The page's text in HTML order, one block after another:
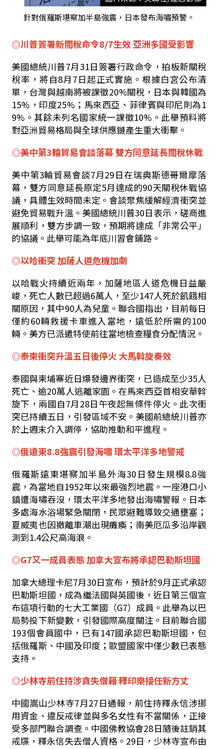
針對俄羅斯堪察加半島強震，日本發布海嘯預警。
◎川普簽署新關稅命令8/7生效 亞洲多國受影響
美國總統川普7月31日簽署行政命令，拍板新關稅
稅率，將自8月7日起正式實施。根據白宮公布清
單，台灣與越南將被課徵20%關稅，日本與韓國為
15%，印度25%；馬來西亞、菲律賓與印尼則為1
9%。其餘未列名國家統一課徵10%。此舉預料將
對亞洲貿易格局與全球供應鏈產生重大衝擊。
◎美中第3輪貿易會談落幕 雙方同意延長關稅休戰
美中第3輪貿易會談7月29日在瑞典斯德哥爾摩落
幕，雙方同意延長原定5月達成的90天關稅休戰協
議，具體生效時間未定。會談聚焦緩解經濟衝突並
避免貿易戰升溫。美國總統川普30日表示，磋商進
展順利，雙方步調一致，預期將達成「非常公平」
的協議。此舉可能為年底川習會鋪路。
◎以哈衝突 加薩人道危機加劇
以哈戰火持續近兩年，加薩地區人道危機日益嚴
峻，死亡人數已超過6萬人，至少147人死於飢餓相
關原因，其中90人為兒童。聯合國指出，目前每日
僅約60輛救援卡車進入當地，遠低於所需的100
輛。美方已派遣特使前往當地檢查糧食分配情況。
◎泰柬衝突升溫五日後停火 大馬斡旋奏效
泰國與柬埔寨近日爆發邊界衝突，已造成至少35人
死亡、逾20萬人逃離家園。在馬來西亞首相安華斡
旋下，兩國自7月28日午夜起無條件停火。此次衝
突已持續五日，引發區域不安。美國前總統川普亦
於上週末介入調停，協助推動和平進程。
◎俄遠東8.8強震引發海嘯 環太平洋多地警戒
俄羅斯遠東堪察加半島外海30日發生規模8.8強
震，為當地自1952年以來最強烈地震。一座港口小
鎮遭海嘯吞沒，環太平洋多地發出海嘯警報。日本
多處海水浴場緊急關閉，民眾避難導致交通壅塞；
夏威夷也因撤離車潮出現癱瘓；南美厄瓜多沿岸觀
測到1.4公尺高海浪。
◎G7又一成員表態 加拿大宣布將承認巴勒斯坦國
加拿大總理卡尼7月30日宣布，預計於9月正式承認
巴勒斯坦國，成為繼法國與英國後，近日第三個宣
布這項行動的七大工業國（G7）成員。此舉為以巴
局勢投下新變數，引發國際高度關注。目前聯合國
193個會員國中，已有147國承認巴勒斯坦國，包
括俄羅斯、中國及印度；歐盟國家中僅少數已表態
支持。
◎少林寺前住持涉貪失僧籍 釋印樂接任新方丈
中國嵩山少林寺7月27日通報，前住持釋永信涉挪
用資金、違反戒律並與多名女性有不當關係，正接
受多部門聯合調查。中國佛教協會28日隨後註銷其
戒牒，釋永信失去僧人資格。29日，少林寺宣布由